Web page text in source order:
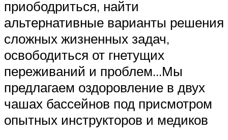
приободриться, найти
альтернативные варианты решения
сложных жизненных задач,
освободиться от гнетущих
переживаний и проблем…Мы
предлагаем оздоровление в двух
чашах бассейнов под присмотром
опытных инструкторов и медиков